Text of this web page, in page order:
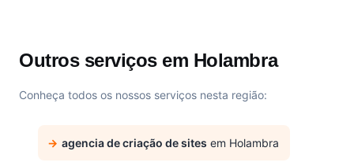
Outros serviços em Holambra
Conheça todos os nossos serviços nesta região:
agencia de criação de sites em Holambra